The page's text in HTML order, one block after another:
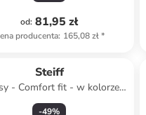
od: 81,95 zł
producenta: 165,08 zł*
Steiff
- Comfort fit - w kolorze
niebieskim
-49%